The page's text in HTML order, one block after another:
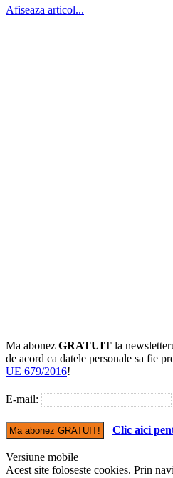
Afiseaza articol...
Ma abonez GRATUIT la
de acord ca datele personale sa fie
UE 679/2016!
E-mail:
Clic aici
Versiune mobile
Acest site foloseste cookies. Prin